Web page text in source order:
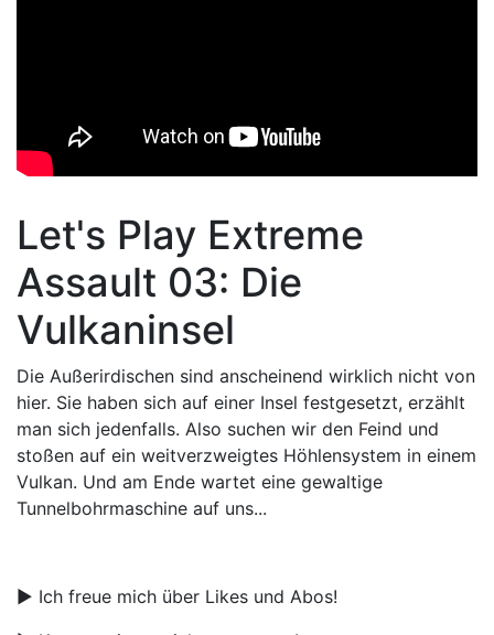
Let's Play Extreme
Assault 03: Die
Vulkaninsel
Die Außerirdischen sind anscheinend wirklich nicht von
hier. Sie haben sich auf einer Insel festgesetzt, erzählt
man sich jedenfalls. Also suchen wir den Feind und
stoßen auf ein weitverzweigtes Höhlensystem in einem
Vulkan. Und am Ende wartet eine gewaltige
Tunnelbohrmaschine auf uns...
► Ich freue mich über Likes und Abos!